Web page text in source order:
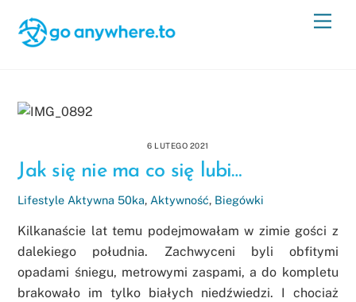
content
6 LUTEGO 2021
Jak się nie ma co się lubi…
Lifestyle Aktywna 50ka, Aktywność, Biegówki
Kilkanaście lat temu podejmowałam w zimie gości z
dalekiego południa. Zachwyceni byli obfitymi
opadami śniegu, metrowymi zaspami, a do kompletu
brakowało im tylko białych niedźwiedzi. I chociaż